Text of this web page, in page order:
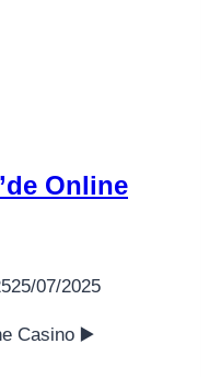
Online
25/07/2025
Casino ▶️